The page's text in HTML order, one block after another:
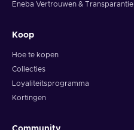
Eneba Vertrouwen & Transparantie
Koop
Hoe te kopen
Collecties
Loyaliteitsprogramma
Kortingen